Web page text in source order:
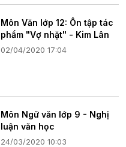
Môn Văn lớp 12: Ôn tập tác
phẩm "Vợ nhặt" - Kim Lân
02/04/2020 17:04
Môn Ngữ văn lớp 9 - Nghị
luận văn học
24/03/2020 10:03